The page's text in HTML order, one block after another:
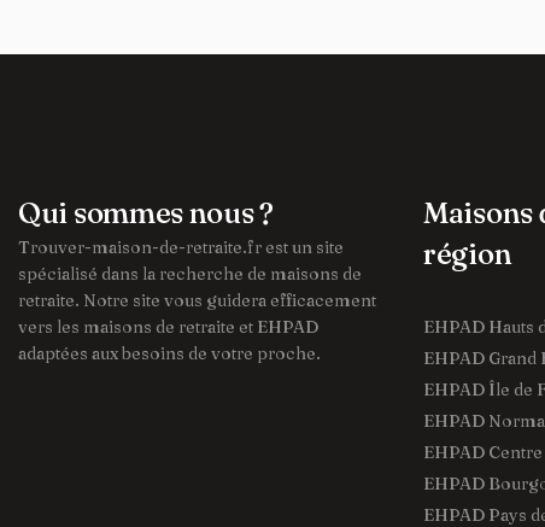
Qui sommes nous ?
Trouver-maison-de-retraite.fr est un site
spécialisé dans la recherche de maisons de
retraite. Notre site vous guidera efficacement
vers les maisons de retraite et EHPAD
adaptées aux besoins de votre proche.
Maisons
région
EHPAD Hauts
EHPAD Grand
EHPAD Île de
EHPAD
EHPAD
EHPAD
EHPAD Pays